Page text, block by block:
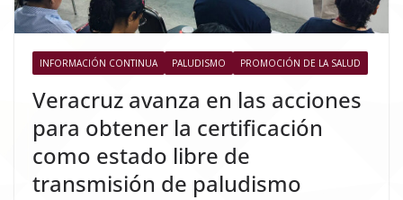
INFORMACIÓN CONTINUA PALUDISMO PROMOCIÓN DE LA SALUD
Veracruz avanza en las acciones
para obtener la certificación
como estado libre de
transmisión de paludismo